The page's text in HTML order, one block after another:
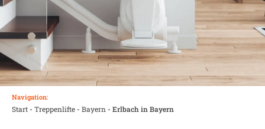
Navigation:
Start- Treppenlifte- Bayern - Erlbach in Bayern